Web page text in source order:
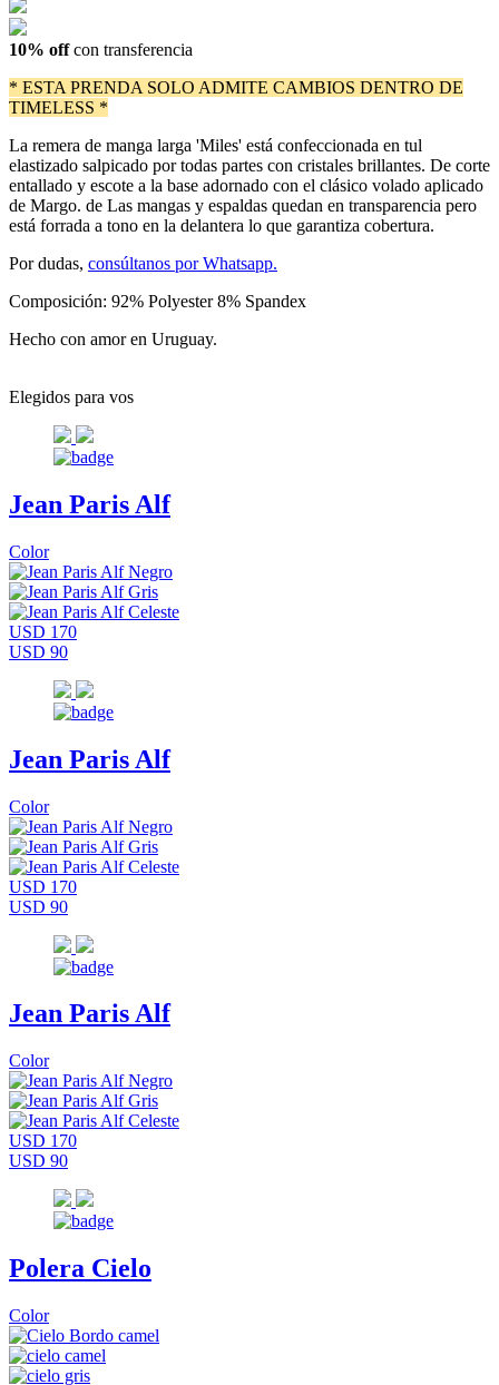
10% offcon transferencia
* ESTA PRENDA SOLO ADMITE CAMBIOS DENTRO DE
TIMELESS *
La remera de manga larga 'Miles' está confeccionada en tul
elastizado salpicado por todas partes con cristales brillantes. De corte
entallado y escote a la base adornado con el clásico volado aplicado
de Margo. de Las mangas y espaldas quedan en transparencia pero
está forrada a tono en la delantera lo que garantiza cobertura.
Por dudas, consúltanos por Whatsapp.
Composición: 92% Polyester 8% Spandex
Hecho con amor en Uruguay.
Elegidos para vos
Jean Paris Alf
Color
USD 170
USD 90
Jean Paris Alf
Color
USD 170
USD 90
Jean Paris Alf
Color
USD 170
USD 90
Polera Cielo
Color